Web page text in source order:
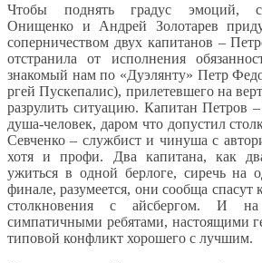
Чтобы поднять градус эмоций,
Онищенко и Андрей Золотарев
соперничеством двух капитанов –
отстранила от исполнения
знакомый нам по «Дуэлянту» Петр
ргей Пускепалис), прилетевшего на
разрулить ситуацию. Капитан Петров
душа-человек, даром что допустил
Севченко – службист и чинуша с
хотя и профи. Два капитана, как
ужиться в одной берлоге, сиречь на
финале, разумеется, они сообща спасут
столкновения с айсбергом. И на
симпатичными ребятами, настоящими
типовой конфликт хорошего с лучшим.